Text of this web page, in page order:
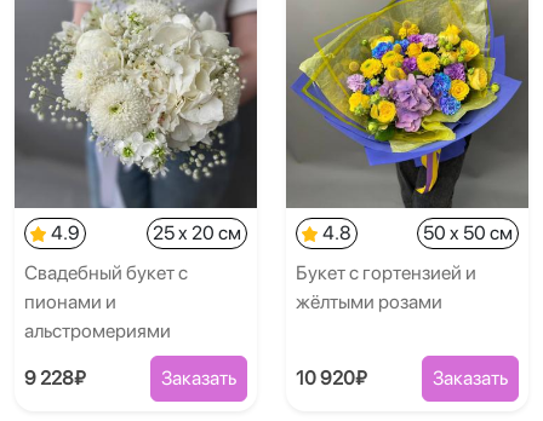
4.9
25 x 20 см
Свадебный букет с
пионами и
альстромериями
9 228₽ Заказать
4.8
50 x 50 см
Букет с гортензией и
жёлтыми розами
10 920₽ Заказать